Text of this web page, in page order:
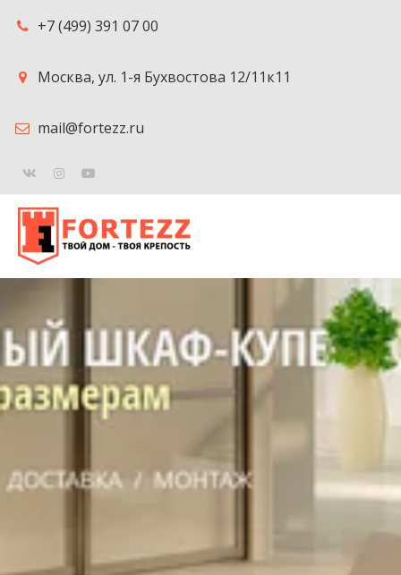
+7 (499) 391 07 00
Москва, ул. 1-я Бухвостова 12/11к11
mail@fortezz.ru